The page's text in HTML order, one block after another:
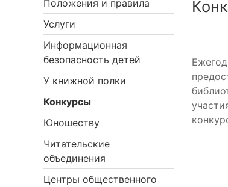
Положения и правила
Услуги
Информационная
безопасность детей
У книжной полки
Конкурсы
Юношеству
Читательские
объединения
Центры общественного